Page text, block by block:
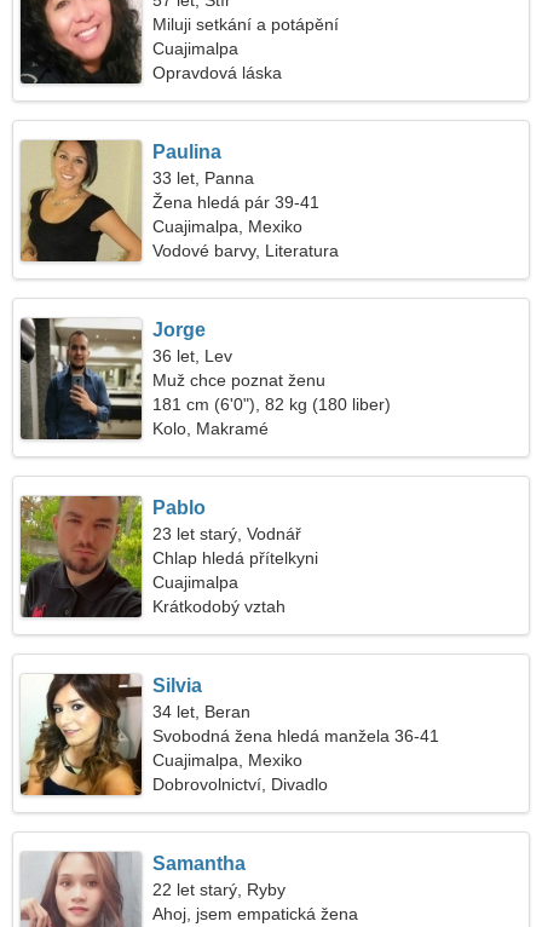
Miluji setkání a potápění
Cuajimalpa
Opravdová láska
Paulina
33 let, Panna
Žena hledá pár 39-41
Cuajimalpa, Mexiko
Vodové barvy, Literatura
Jorge
36 let, Lev
Muž chce poznat ženu
181 cm (6'0"), 82 kg (180 liber)
Kolo, Makramé
Pablo
23 let starý, Vodnář
Chlap hledá přítelkyni
Cuajimalpa
Krátkodobý vztah
Silvia
34 let, Beran
Svobodná žena hledá manžela 36-41
Cuajimalpa, Mexiko
Dobrovolnictví, Divadlo
Samantha
22 let starý, Ryby
Ahoj, jsem empatická žena